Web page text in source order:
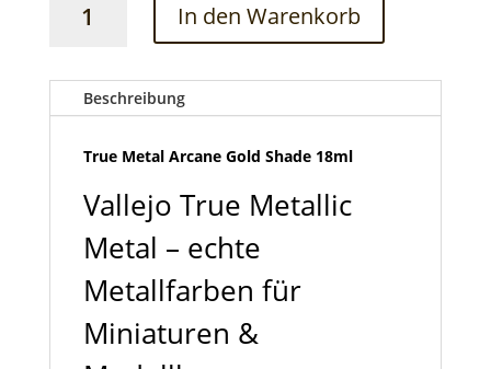
Metal
Shade
18ml
Menge
In den Warenkorb
Beschreibung
True Metal Arcane Gold Shade 18ml
Vallejo True Metallic
Metal – echte
Metallfarben für
Miniaturen &